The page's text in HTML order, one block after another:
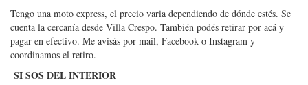
Tengo una moto express, el precio varia dependiendo de dónde estés. Se
cuenta la cercanía desde Villa Crespo. También podés retirar por acá y
pagar en efectivo. Me avisás por mail, Facebook o Instagram y
coordinamos el retiro.
SI SOS DEL INTERIOR